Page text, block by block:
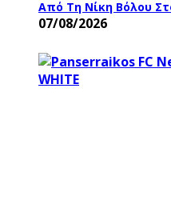
Από Τη Νίκη Βόλου
07/08/2026